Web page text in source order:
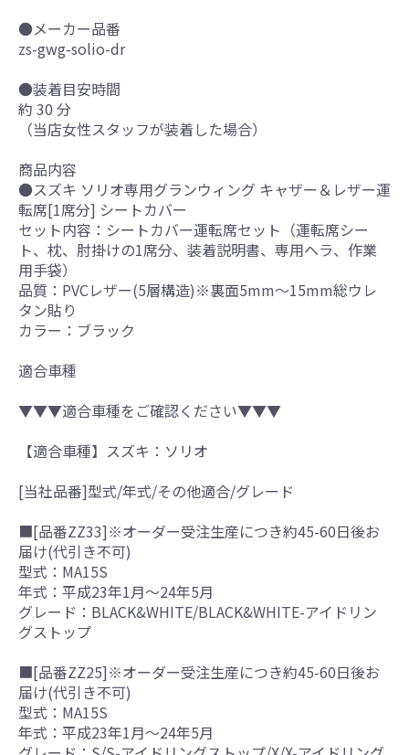
●メーカー品番
zs-gwg-solio-dr
●装着目安時間
約 30 分
（当店女性スタッフが装着した場合）
商品内容
●スズキ ソリオ専用グランウィング キャザー＆レザー運
転席[1席分] シートカバー
セット内容：シートカバー運転席セット（運転席シー
ト、枕、肘掛けの1席分、装着説明書、専用ヘラ、作業
用手袋）
品質：PVCレザー(5層構造)※裏面5mm～15mm総ウレ
タン貼り
カラー：ブラック
適合車種
▼▼▼適合車種をご確認ください▼▼▼
【適合車種】スズキ：ソリオ
[当社品番]型式/年式/その他適合/グレード
■[品番ZZ33]※オーダー受注生産につき約45-60日後お
届け(代引き不可)
型式：MA15S
年式：平成23年1月～24年5月
グレード：BLACK&WHITE/BLACK&WHITE-アイドリン
グストップ
■[品番ZZ25]※オーダー受注生産につき約45-60日後お
届け(代引き不可)
型式：MA15S
年式：平成23年1月～24年5月